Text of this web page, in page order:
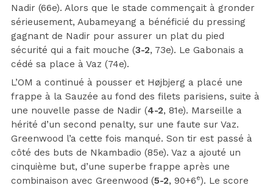
Nadir (66e). Alors que le stade commençait à gronder
sérieusement, Aubameyang a bénéficié du pressing
gagnant de Nadir pour assurer un plat du pied
sécurité qui a fait mouche (3-2, 73e). Le Gabonais a
cédé sa place à Vaz (74e).
L’OM a continué à pousser et Højbjerg a placé une
frappe à la Sauzée au fond des filets parisiens, suite à
une nouvelle passe de Nadir (4-2, 81e). Marseille a
hérité d’un second penalty, sur une faute sur Vaz.
Greenwood l’a cette fois manqué. Son tir est passé à
côté des buts de Nkambadio (85e). Vaz a ajouté un
cinquième but, d’une superbe frappe après une
combinaison avec Greenwood (5-2, 90+6e). Le score